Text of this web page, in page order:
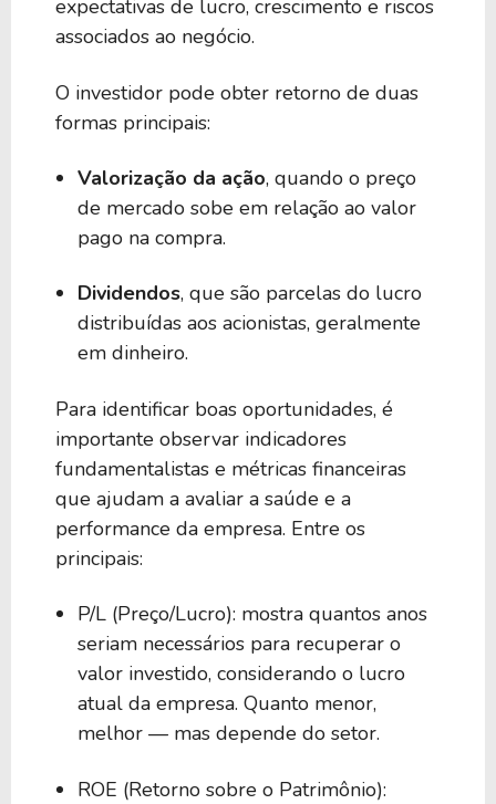
expectativas de lucro, crescimento e riscos
associados ao negócio.
O investidor pode obter retorno de duas
formas principais:
Valorização da ação, quando o preço
de mercado sobe em relação ao valor
pago na compra.
Dividendos, que são parcelas do lucro
distribuídas aos acionistas, geralmente
em dinheiro.
Para identificar boas oportunidades, é
importante observar indicadores
fundamentalistas e métricas financeiras
que ajudam a avaliar a saúde e a
performance da empresa. Entre os
principais:
P/L (Preço/Lucro): mostra quantos anos
seriam necessários para recuperar o
valor investido, considerando o lucro
atual da empresa. Quanto menor,
melhor — mas depende do setor.
ROE (Retorno sobre o Patrimônio):